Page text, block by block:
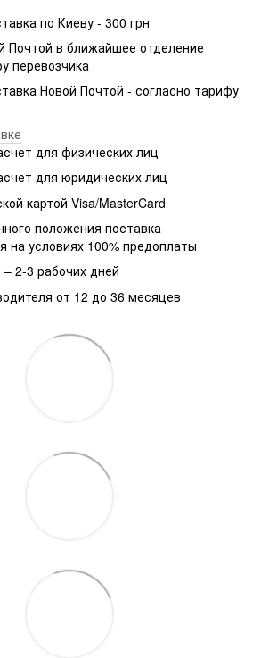
по Киеву - 300 грн
Почтой в ближайшее отделение
перевозчика
Новой Почтой - согласно тарифу
для физических лиц
для юридических лиц
картой Visa/MasterCard
положения поставка
на условиях 100% предоплаты
2-3 рабочих дней
от 12 до 36 месяцев